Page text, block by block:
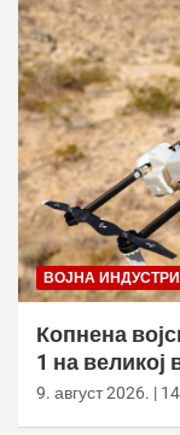
ВОЈНА
Копнена
1 на
9. август 2026. |